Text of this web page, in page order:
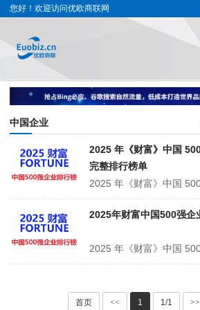
您好！欢迎访问优欧商联网
中国企业
2025 年《财富》中国
完整排行榜单
2025年财富中国500强企
首页 << 1 1/1 >>